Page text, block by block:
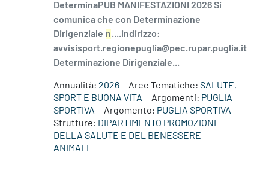
DeterminaPUB MANIFESTAZIONI 2026 Si
comunica che con Determinazione
Dirigenziale n....indirizzo:
avvisisport.regionepuglia@pec.rupar.puglia.it
Determinazione Dirigenziale...
Annualità: 2026 Aree Tematiche: SALUTE,
SPORT E BUONA VITA
Argomenti: PUGLIA
SPORTIVA
Argomento: PUGLIA SPORTIVA
Strutture: DIPARTIMENTO PROMOZIONE
DELLA SALUTE E DEL BENESSERE
ANIMALE